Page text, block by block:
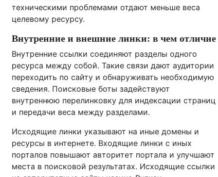
техническими проблемами отдают меньше веса
целевому ресурсу.
Внутренние и внешние линки: в чем отличие
Внутренние ссылки соединяют разделы одного
ресурса между собой. Такие связи дают аудитории
переходить по сайту и обнаруживать необходимую
сведения. Поисковые боты задействуют
внутреннюю перелинковку для индексации страниц
и передачи веса между разделами.
Исходящие линки указывают на иные домены и
ресурсы в интернете. Входящие линки с иных
порталов повышают авторитет портала и улучшают
места в поисковой результатах. Исходящие ссылки